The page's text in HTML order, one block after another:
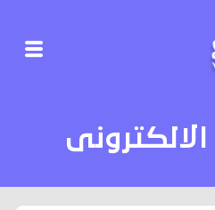
الالكترونى